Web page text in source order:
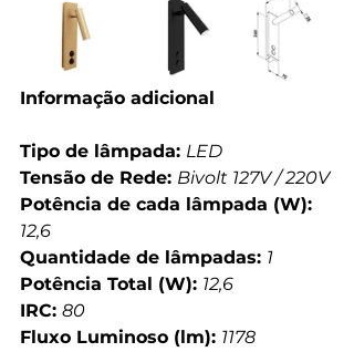
Informação adicional
Tipo de lâmpada: LED
Tensão de Rede: Bivolt 127V / 220V
Potência de cada lâmpada (W):
12,6
Quantidade de lâmpadas: 1
Potência Total (W): 12,6
IRC: 80
Fluxo Luminoso (lm): 1178